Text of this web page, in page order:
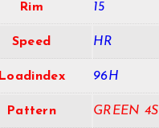
Rim 15
Speed HR
Loadindex 96H
Pattern GREEN 4S